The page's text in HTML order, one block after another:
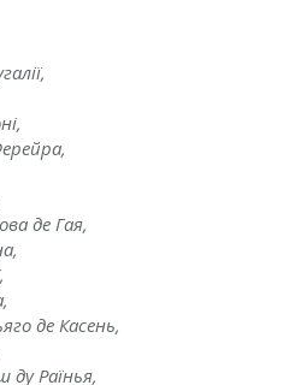
де Гая,
,
де Касень,
ду Раїнья,